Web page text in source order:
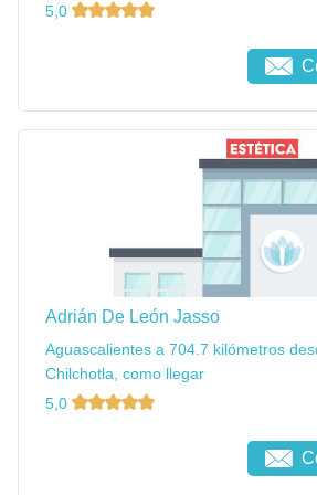
5,0
Adrián De León Jasso
Aguascalientes a 704.7 kilómetros
Chilchotla, como llegar
5,0